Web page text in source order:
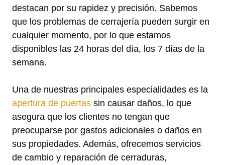
destacan por su rapidez y precisión. Sabemos
que los problemas de cerrajería pueden surgir en
cualquier momento, por lo que estamos
disponibles las 24 horas del día, los 7 días de la
semana.
Una de nuestras principales especialidades es la
apertura de puertas sin causar daños, lo que
asegura que los clientes no tengan que
preocuparse por gastos adicionales o daños en
sus propiedades. Además, ofrecemos servicios
de cambio y reparación de cerraduras,